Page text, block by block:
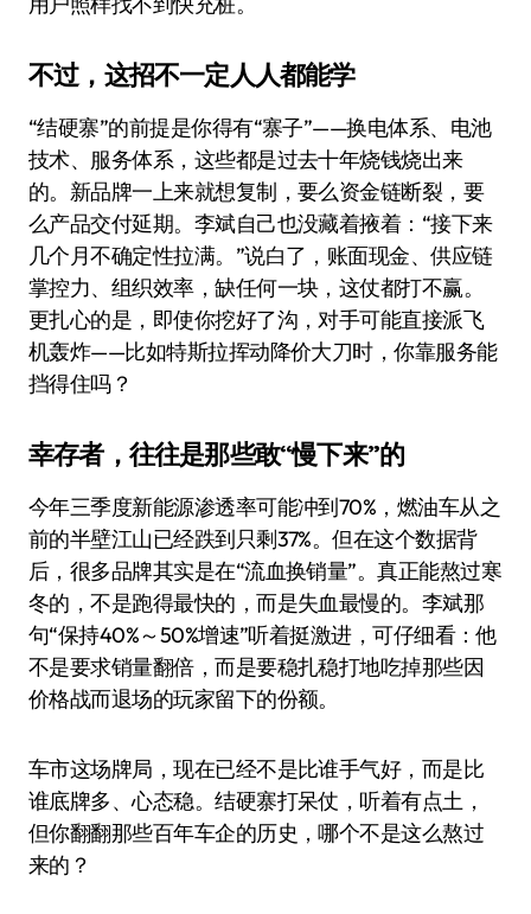
不过，这招不一定人人都能学
“结硬寨”的前提是你得有“寨子”——换电体系、电池
技术、服务体系，这些都是过去十年烧钱烧出来
的。新品牌一上来就想复制，要么资金链断裂，要
么产品交付延期。李斌自己也没藏着掖着：“接下来
几个月不确定性拉满。”说白了，账面现金、供应链
掌控力、组织效率，缺任何一块，这仗都打不赢。
更扎心的是，即使你挖好了沟，对手可能直接派飞
机轰炸——比如特斯拉挥动降价大刀时，你靠服务能
挡得住吗？
幸存者，往往是那些敢“慢下来”的
今年三季度新能源渗透率可能冲到70%，燃油车从之
前的半壁江山已经跌到只剩37%。但在这个数据背
后，很多品牌其实是在“流血换销量”。真正能熬过寒
冬的，不是跑得最快的，而是失血最慢的。李斌那
句“保持40%～50%增速”听着挺激进，可仔细看：他
不是要求销量翻倍，而是要稳扎稳打地吃掉那些因
价格战而退场的玩家留下的份额。
车市这场牌局，现在已经不是比谁手气好，而是比
谁底牌多、心态稳。结硬寨打呆仗，听着有点土，
但你翻翻那些百年车企的历史，哪个不是这么熬过
来的？